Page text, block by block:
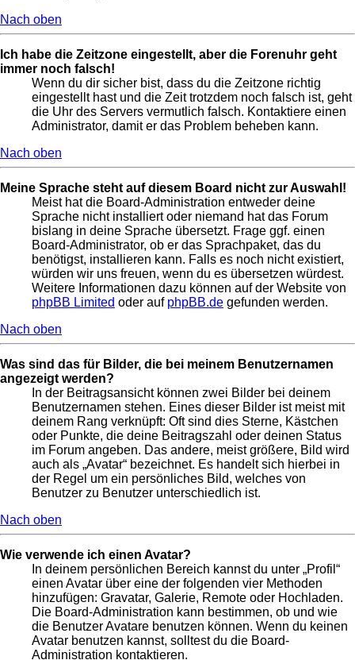
Nach oben
Ich habe die Zeitzone eingestellt, aber die Forenuhr geht
immer noch falsch!
Wenn du dir sicher bist, dass du die Zeitzone richtig
eingestellt hast und die Zeit trotzdem noch falsch ist, geht
die Uhr des Servers vermutlich falsch. Kontaktiere einen
Administrator, damit er das Problem beheben kann.
Nach oben
Meine Sprache steht auf diesem Board nicht zur Auswahl!
Meist hat die Board-Administration entweder deine
Sprache nicht installiert oder niemand hat das Forum
bislang in deine Sprache übersetzt. Frage ggf. einen
Board-Administrator, ob er das Sprachpaket, das du
benötigst, installieren kann. Falls es noch nicht existiert,
würden wir uns freuen, wenn du es übersetzen würdest.
Weitere Informationen dazu können auf der Website von
phpBB Limited oder auf phpBB.de gefunden werden.
Nach oben
Was sind das für Bilder, die bei meinem Benutzernamen
angezeigt werden?
In der Beitragsansicht können zwei Bilder bei deinem
Benutzernamen stehen. Eines dieser Bilder ist meist mit
deinem Rang verknüpft: Oft sind dies Sterne, Kästchen
oder Punkte, die deine Beitragszahl oder deinen Status
im Forum angeben. Das andere, meist größere, Bild wird
auch als „Avatar“ bezeichnet. Es handelt sich hierbei in
der Regel um ein persönliches Bild, welches von
Benutzer zu Benutzer unterschiedlich ist.
Nach oben
Wie verwende ich einen Avatar?
In deinem persönlichen Bereich kannst du unter „Profil“
einen Avatar über eine der folgenden vier Methoden
hinzufügen: Gravatar, Galerie, Remote oder Hochladen.
Die Board-Administration kann bestimmen, ob und wie
die Benutzer Avatare benutzen können. Wenn du keinen
Avatar benutzen kannst, solltest du die Board-
Administration kontaktieren.